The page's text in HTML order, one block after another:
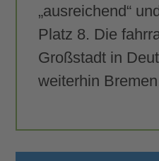
„ausreichend“
Platz 8. Die
Großstadt in
weiterhin